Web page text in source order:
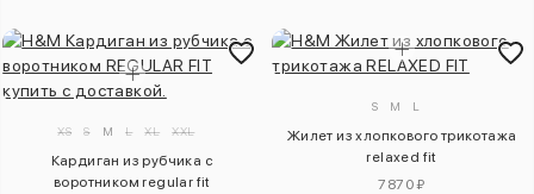
XS S M L XL XXL
Кардиган из рубчика с
воротником regular fit
S M L
Жилет из хлопкового трикотажа
relaxed fit
7870 ₽